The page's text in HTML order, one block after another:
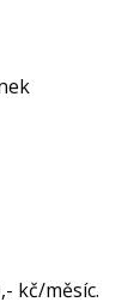
kč/měsíc.